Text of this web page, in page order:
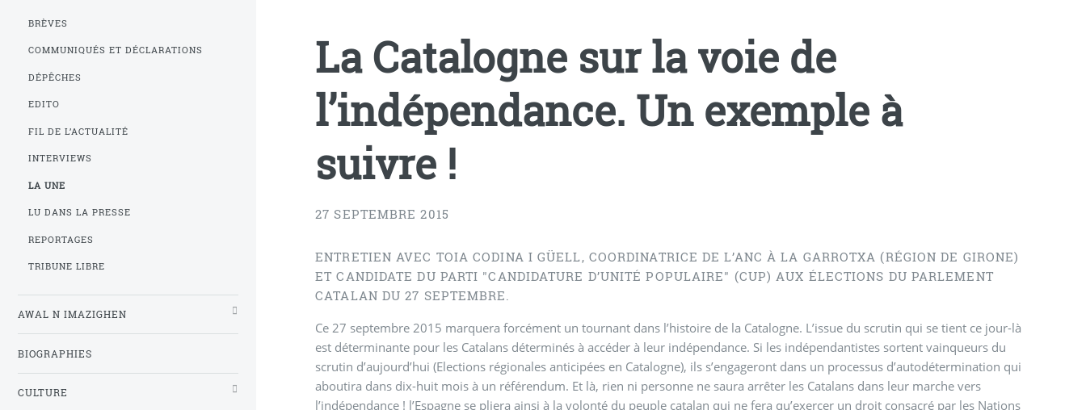
La Catalogne sur la voie de
l’indépendance. Un exemple à
suivre !
27 SEPTEMBRE 2015
ENTRETIEN AVEC TOIA CODINA I GÜELL, COORDINATRICE DE L’ANC À LA GARROTXA (RÉGION DE GIRONE)
ET CANDIDATE DU PARTI "CANDIDATURE D’UNITÉ POPULAIRE" (CUP) AUX ÉLECTIONS DU PARLEMENT
CATALAN DU 27 SEPTEMBRE.
Ce 27 septembre 2015 marquera forcément un tournant dans l’histoire de la Catalogne. L’issue du scrutin qui se tient ce jour-là
est déterminante pour les Catalans déterminés à accéder à leur indépendance. Si les indépendantistes sortent vainqueurs du
scrutin d’aujourd’hui (Elections régionales anticipées en Catalogne), ils s’engageront dans un processus d’autodétermination qui
aboutira dans dix-huit mois à un référendum. Et là, rien ni personne ne saura arrêter les Catalans dans leur marche vers
l’indépendance ! l’Espagne se pliera ainsi à la volonté du peuple catalan qui ne fera qu’exercer un droit consacré par les Nations
BRÈVES
COMMUNIQUÉS ET DÉCLARATIONS
DÉPÊCHES
EDITO
FIL DE L’ACTUALITÉ
INTERVIEWS
LA UNE
LU DANS LA PRESSE
REPORTAGES
TRIBUNE LIBRE
AWAL N IMAZIGHEN
BIOGRAPHIES
CULTURE